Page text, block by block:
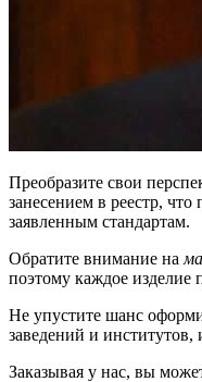
Преобразите свои
занесением в реестр,
заявленным стандартам.
Обратите внимание на
поэтому каждое изделие
Не упустите шанс
заведений и
Заказывая у нас, вы